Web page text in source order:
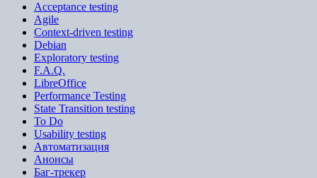
Acceptance testing
Agile
Context-driven testing
Debian
Exploratory testing
F.A.Q.
LibreOffice
Performance Testing
State Transition testing
To Do
Usability testing
Автоматизация
Анонсы
Баг-трекер